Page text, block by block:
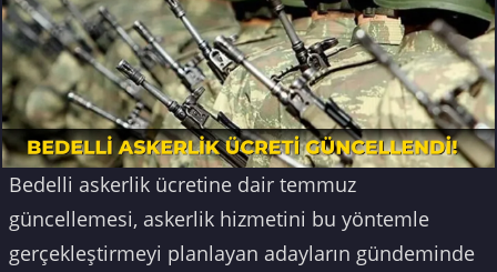
Bedelli askerlik ücretine dair temmuz
güncellemesi, askerlik hizmetini bu yöntemle
gerçekleştirmeyi planlayan adayların gündeminde